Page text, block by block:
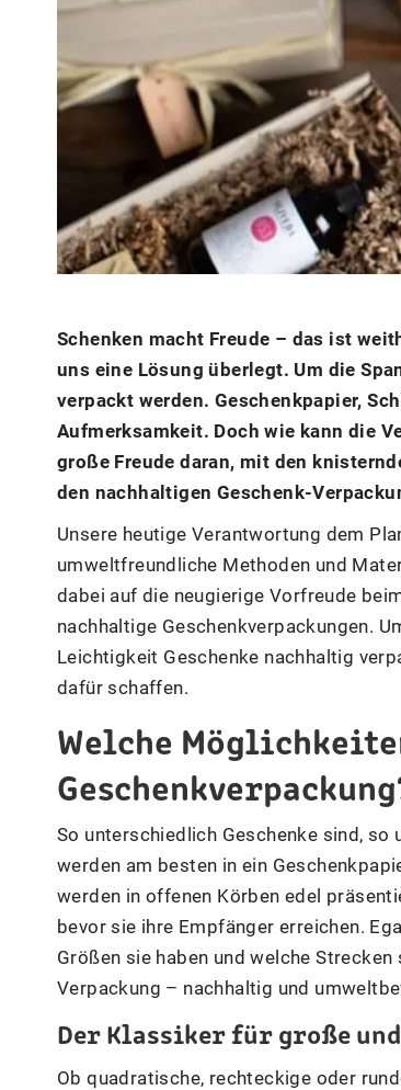
Schenken macht Freude – das ist
uns eine Lösung überlegt. Um die
verpackt werden. Geschenkpapier,
Aufmerksamkeit. Doch wie kann die
große Freude daran, mit den
den nachhaltigen Geschenk-
Unsere heutige Verantwortung dem
umweltfreundliche Methoden und
dabei auf die neugierige Vorfreude
nachhaltige Geschenkverpackungen.
Leichtigkeit Geschenke nachhaltig
dafür schaffen.
Welche
So unterschiedlich Geschenke sind, so
werden am besten in ein
werden in offenen Körben edel
bevor sie ihre Empfänger erreichen.
Größen sie haben und welche
Verpackung – nachhaltig und
Der Klassiker für große
Ob quadratische, rechteckige oder